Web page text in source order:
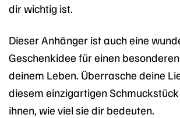
dir wichtig ist.
Dieser Anhänger ist auch eine
Geschenkidee für einen
deinem Leben. Überrasche deine
diesem einzigartigen
ihnen, wie viel sie dir bedeuten.